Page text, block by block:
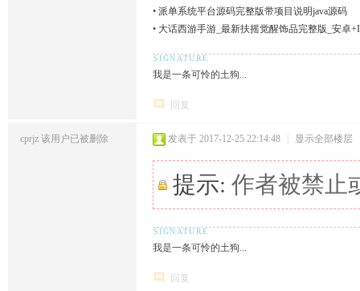
• 派单系统平台源码完整版带项目说明java源码
• 大话西游手游_最新扶摇觉醒饰品完整版_安卓
我是一条可怜的土狗...
回复
cprjz 该用户已被删除 发表于 2017-12-25 22:14:48 | 显示全部楼层
提示: 作者被禁止
我是一条可怜的土狗...
回复